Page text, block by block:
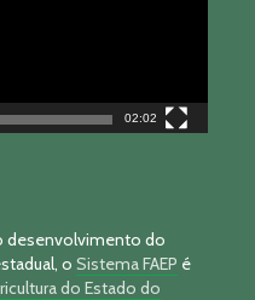
02:02
desenvolvimento do
o Sistema FAEP é
do Estado do